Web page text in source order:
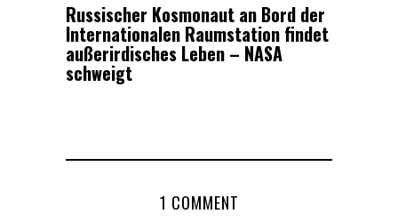
Russischer Kosmonaut an Bord der
Internationalen Raumstation findet
außerirdisches Leben – NASA
schweigt
1 COMMENT